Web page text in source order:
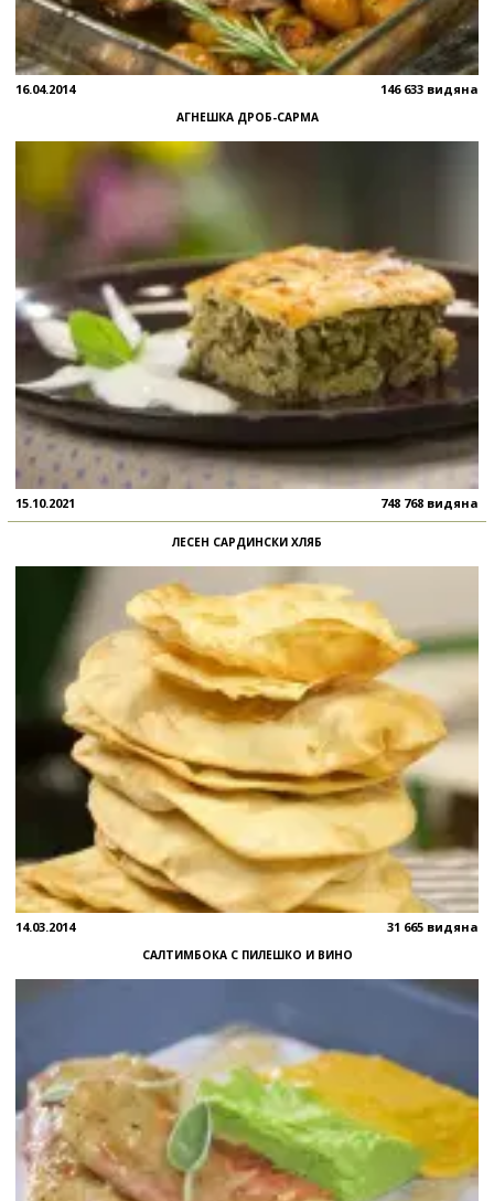
16.04.2014 146 633 видяна
АГНЕШКА ДРОБ-САРМА
15.10.2021 748 768 видяна
ЛЕСЕН САРДИНСКИ ХЛЯБ
14.03.2014 31 665 видяна
САЛТИМБОКА С ПИЛЕШКО И ВИНО